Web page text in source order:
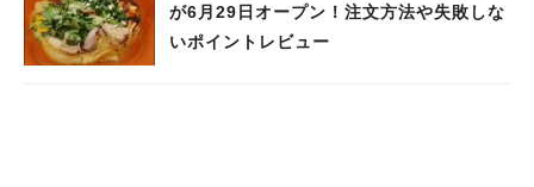
が6月29日オープン！注文方法や失敗しな
いポイントレビュー